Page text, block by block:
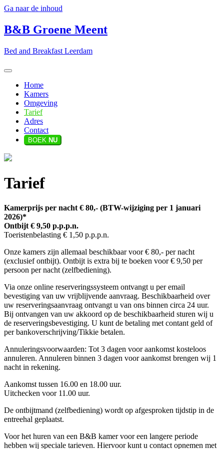
Ga naar de inhoud
B&B Groene Meent
Bed and Breakfast Leerdam
Home
Kamers
Omgeving
Tarief
Adres
Contact
BOEK NU
Tarief
Kamerprijs per nacht € 80,- (BTW-wijziging per 1 januari
2026)*
Ontbijt € 9,50 p.p.p.n.
Toeristenbelasting € 1,50 p.p.p.n.
Onze kamers zijn allemaal beschikbaar voor € 80,- per nacht
(exclusief ontbijt). Ontbijt is extra bij te boeken voor € 9,50 per
persoon per nacht (zelfbediening).
Via onze online reserveringssysteem ontvangt u per email
bevestiging van uw vrijblijvende aanvraag. Beschikbaarheid over
uw reserveringsaanvraag ontvangt u van ons binnen circa 24 uur.
Bij ontvangen van uw akkoord op de beschikbaarheid sturen wij u
de reserveringsbevestiging. U kunt de betaling met contant geld of
per bankoverschrijving/Tikkie betalen.
Annuleringsvoorwaarden: Tot 3 dagen voor aankomst kosteloos
annuleren. Annuleren binnen 3 dagen voor aankomst brengen wij 1
nacht in rekening.
Aankomst tussen 16.00 en 18.00 uur.
Uitchecken voor 11.00 uur.
De ontbijtmand (zelfbediening) wordt op afgesproken tijdstip in de
entreehal geplaatst.
Voor het huren van een B&B kamer voor een langere periode
hebben wij speciale tarieven. Hiervoor kunt u contact opnemen met